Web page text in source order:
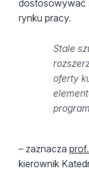
dostosowywać
rynku pracy.
Stale
oferty
– zaznacza
kierownik